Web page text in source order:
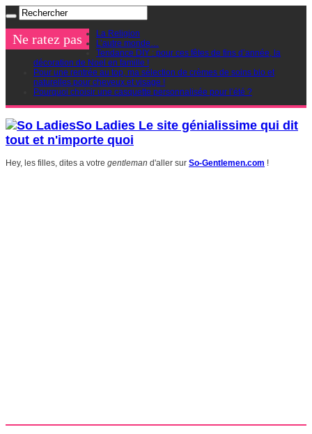
Ne ratez pas
La Religion
L’autre monde…
Tendance DIY : pour ces fêtes de fins d’année, la
décoration de Noel en famille !
Pour une rentrée au top, ma sélection de crèmes de soins bio et
naturelles pour cheveux et visage !
Pourquoi choisir une casquette personnalisée pour l’été ?
So Ladies Le site génialissime qui dit
tout et n'importe quoi
Hey, les filles, dites a votre gentleman d'aller sur So-Gentlemen.com !